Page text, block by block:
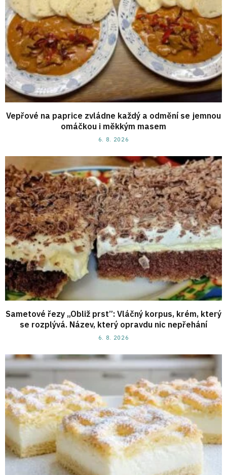
Vepřové na paprice zvládne každý a odmění se jemnou
omáčkou i měkkým masem
6. 8. 2026
Sametové řezy „Obliž prst”: Vláčný korpus, krém, který
se rozplývá. Název, který opravdu nic nepřehání
6. 8. 2026